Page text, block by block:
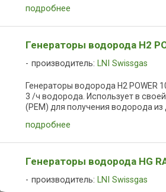
подробнее
Генераторы водорода H2
производитель: LNI Swissgas
Генераторы водорода H2 POWER
3 /ч водорода. Использует в
(PEM) для получения водорода из
подробнее
Генераторы водорода HG
производитель: LNI Swissgas